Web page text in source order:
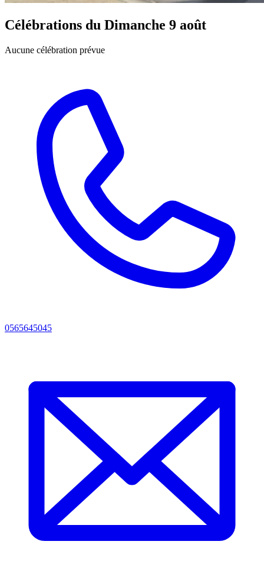
Célébrations du Dimanche 9 août
Aucune célébration prévue
0565645045